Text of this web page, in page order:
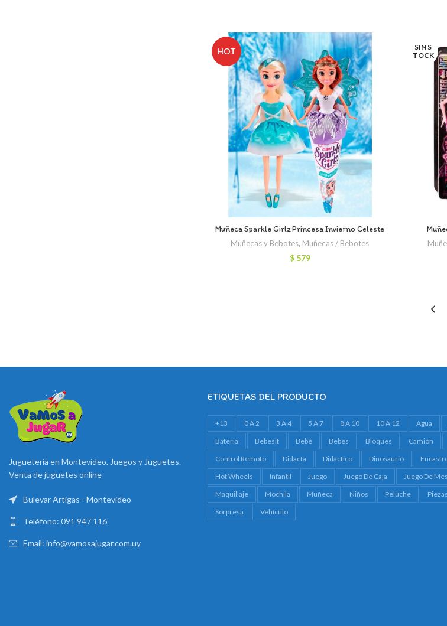
HOT
Muñeca Sparkle Girlz Princesa Invierno Celeste
Muñecas y Bebotes, Muñecas / Bebotes
$579
SIN S
TOCK
Juguetería en Montevideo. Juegos y Juguetes.
Venta de juguetes online
Bulevar Artigas - Montevideo
Teléfono: 091 947 116
Email: info@vamosajugar.com.uy
ETIQUETAS DEL PRODUCTO
+13 0 A 2 3 A 4 5 A 7 8 A 10 10 A 12 Agua
Bateria
Bebesit Bebé Bebés Bloques Camión
Control Remoto
Didacta Didáctico Dinosaurio
Hot Wheels
Infantil Juego Juego De Caja Juego De
Maquillaje
Mochila Muñeca Niños Peluche Piezas
Sorpresa
Vehículo